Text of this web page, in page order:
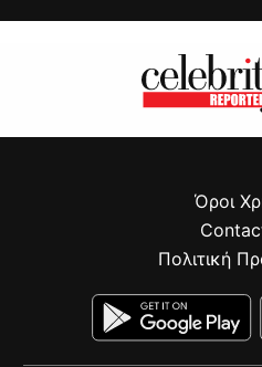
Όροι
Πολιτική